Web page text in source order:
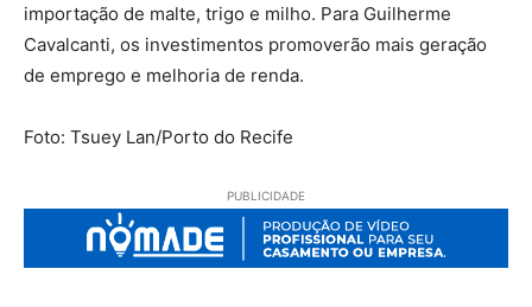
importação de malte, trigo e milho. Para Guilherme
Cavalcanti, os investimentos promoverão mais geração
de emprego e melhoria de renda.
Foto: Tsuey Lan/Porto do Recife
PUBLICIDADE